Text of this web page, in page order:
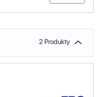
2 Produkty